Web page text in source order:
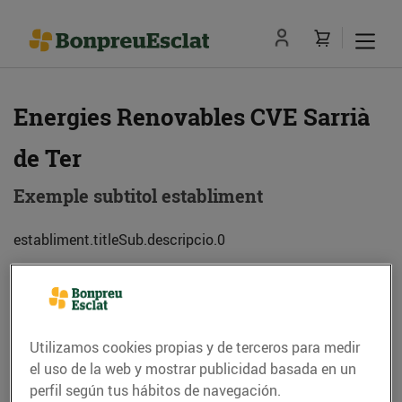
Energies Renovables CVE Sarrià
de Ter
Exemple subtitol establiment
establiment.titleSub.descripcio.0
Av. de França, 127 (17840) Sarrià de Ter
Utilizamos cookies propias y de terceros para medir
el uso de la web y mostrar publicidad basada en un
perfil según tus hábitos de navegación.